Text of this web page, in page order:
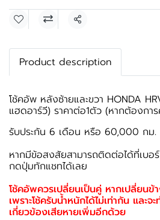
แชร์
Product description
โช้คอัพ หลังซ้ายและขวา HONDA
แฮดอาร์วี) ราคาต่อ1ตัว (หากต้องก
รับประกัน 6 เดือน หรือ 60,000 กม.
หากมีข้อสงสัยสามารถติดต่อได้ที่เบ
กดปุ่มทักแชทได้เลย
โช้คอัพควรเปลี่ยนเป็นคู่ หากเปลี่ยนข้
เพราะโช้ครับน้ำหนักได้ไม่เท่ากัน และจ
เกี่ยวข้องเสียหายเพิ่มอีกด้วย